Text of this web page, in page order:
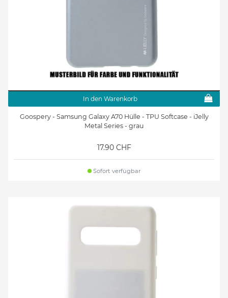
In den Warenkorb
Goospery - Samsung Galaxy A70 Hülle - TPU Softcase - iJelly
Metal Series - grau
17.90 CHF
Sofort verfügbar